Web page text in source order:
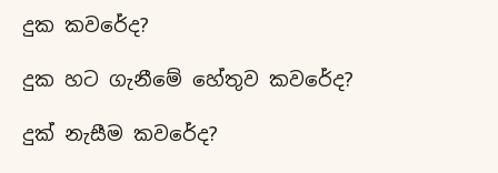
දුක කවරේද?
දුක හට ගැනීමේ හේතුව කවරේද?
දුක් නැසීම කවරේද?